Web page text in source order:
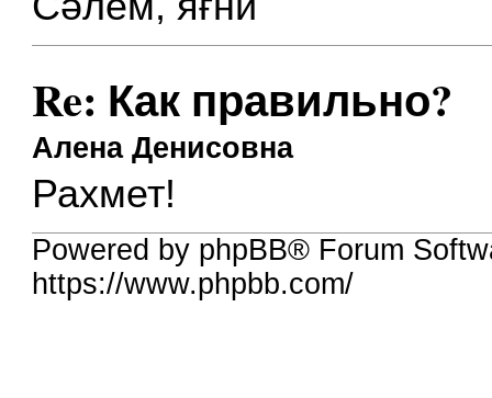
Re: Как правильно?
Алена Денисовна
Рахмет!
Powered by phpBB® Forum
https://www.phpbb.com/